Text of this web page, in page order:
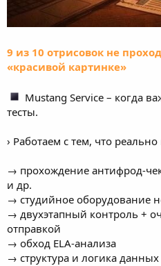
9 из 10 отрисовок не
«красивой картинке»
Mustang Service – когда
тесты.
› Работаем с тем, что
→ прохождение антифрод-
и др.
→ студийное оборудование
→ двухэтапный контроль +
отправкой
→ обход ELA-анализа
→ структура и логика данных